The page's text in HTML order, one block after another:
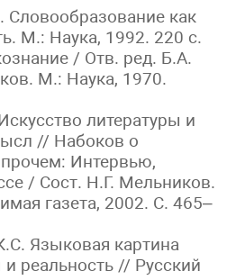
Словообразование как
М.: Наука, 1992. 220 с.
/ Отв. ред. Б.А.
М.: Наука, 1970.
литературы и
// Набоков о
Интервью,
/ Сост. Н.Г. Мельников.
газета, 2002. С. 465–
Языковая картина
реальность // Русский